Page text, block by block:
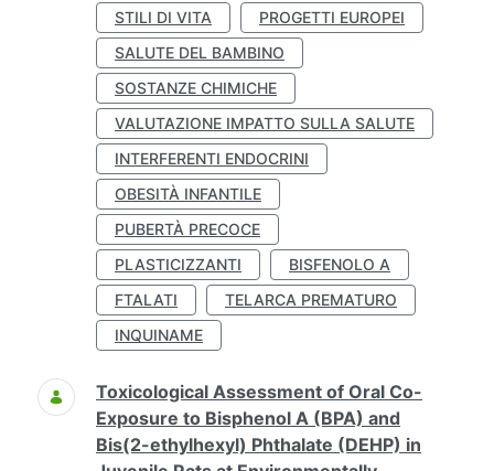
STILI DI VITA
PROGETTI EUROPEI
SALUTE DEL BAMBINO
SOSTANZE CHIMICHE
VALUTAZIONE IMPATTO SULLA SALUTE
INTERFERENTI ENDOCRINI
OBESITÀ INFANTILE
PUBERTÀ PRECOCE
PLASTICIZZANTI
BISFENOLO A
FTALATI
TELARCA PREMATURO
INQUINAME
Toxicological Assessment of Oral Co-
Exposure to Bisphenol A (BPA) and
Bis(2-ethylhexyl) Phthalate (DEHP) in